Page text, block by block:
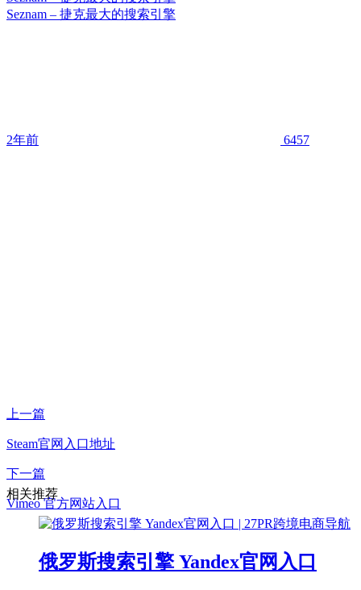
Seznam – 捷克最大的搜索引擎
2年前 6457
上一篇
Steam官网入口地址
下一篇
Vimeo 官方网站入口
相关推荐
俄罗斯搜索引擎 Yandex官网入口